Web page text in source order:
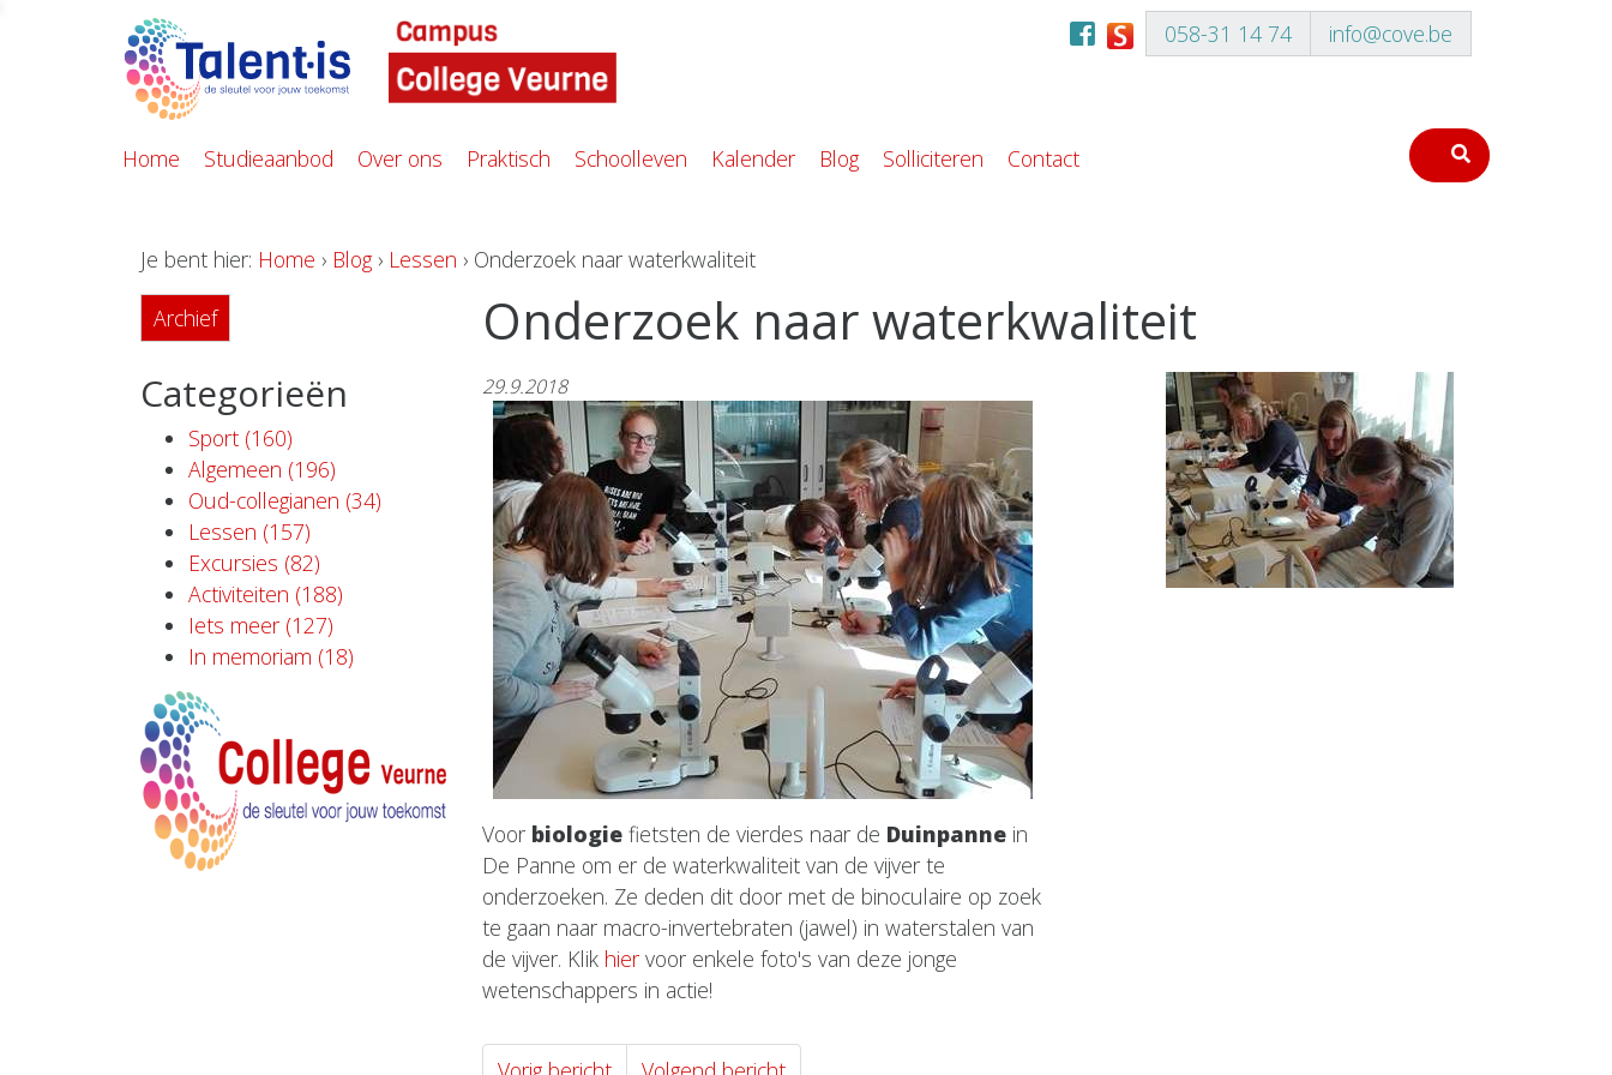
058-31 14 74 info@cove.be
Home Studieaanbod Over ons Praktisch Schoolleven Kalender Blog Solliciteren Contact
Je bent hier: Home › Blog › Lessen › Onderzoek naar waterkwaliteit
Archief
Categorieën
Sport (160)
Algemeen (196)
Oud-collegianen (34)
Lessen (157)
Excursies (82)
Activiteiten (188)
Iets meer (127)
In memoriam (18)
Onderzoek naar waterkwaliteit
29.9.2018
Voor biologie fietsten de vierdes naar de Duinpanne in
De Panne om er de waterkwaliteit van de vijver te
onderzoeken. Ze deden dit door met de binoculaire op zoek
te gaan naar macro-invertebraten (jawel) in waterstalen van
de vijver. Klik hier voor enkele foto's van deze jonge
wetenschappers in actie!